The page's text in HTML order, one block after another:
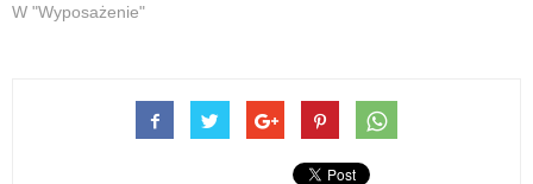
W "Wyposażenie"